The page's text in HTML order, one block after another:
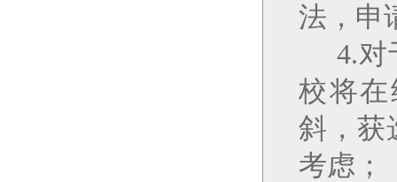
法，申
4.对
校将
斜，获
考虑；